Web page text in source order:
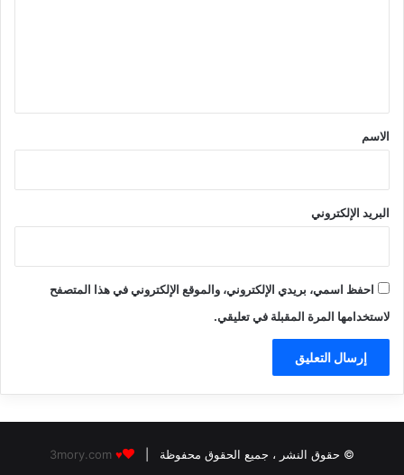
*
الاسم
البريد الإلكتروني
احفظ اسمي، بريدي الإلكتروني، والموقع الإلكتروني في هذا المتصفح
لاستخدامها المرة المقبلة في تعليقي.
© حقوق النشر ، جميع الحقوق محفوظة | ♥
3mory.com